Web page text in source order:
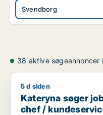
Svendborg
38 aktive søgeannoncer
Kateryna søger job
5 d siden
Kateryna søger
chef /